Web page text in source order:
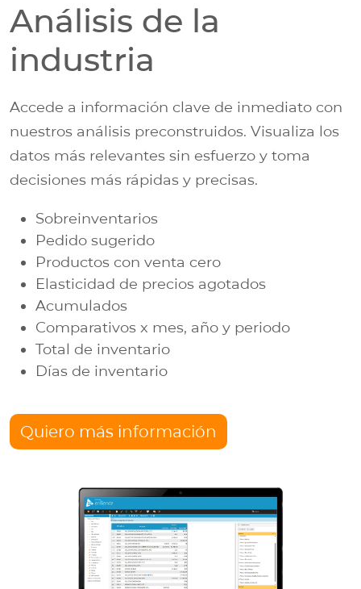
Análisis de la
industria
Accede a información clave de inmediato con
nuestros análisis preconstruidos. Visualiza los
datos más relevantes sin esfuerzo y toma
decisiones más rápidas y precisas.
Sobreinventarios
Pedido sugerido
Productos con venta cero
Elasticidad de precios agotados
Acumulados
Comparativos x mes, año y periodo
Total de inventario
Días de inventario
Quiero más información